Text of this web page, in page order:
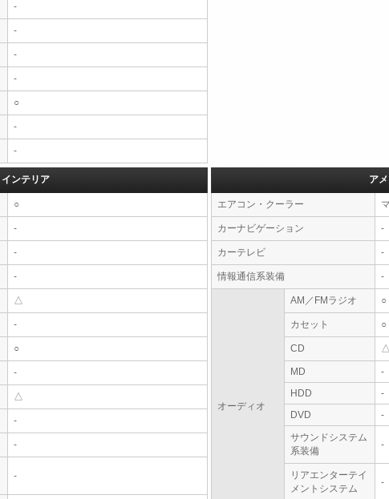
-
-
-
-
○
-
-
インテリア
○
-
-
-
△
-
○
-
△
-
-
-
ア
エアコン・クーラー
カーナビゲーション -
カーテレビ -
情報通信系装備 -
オーディオ
AM／FMラジオ ○
カセット ○
CD
MD
-
HDD
-
DVD
-
サウンドシステム
系装備
-
リアエンターテイ
メントシステム
-